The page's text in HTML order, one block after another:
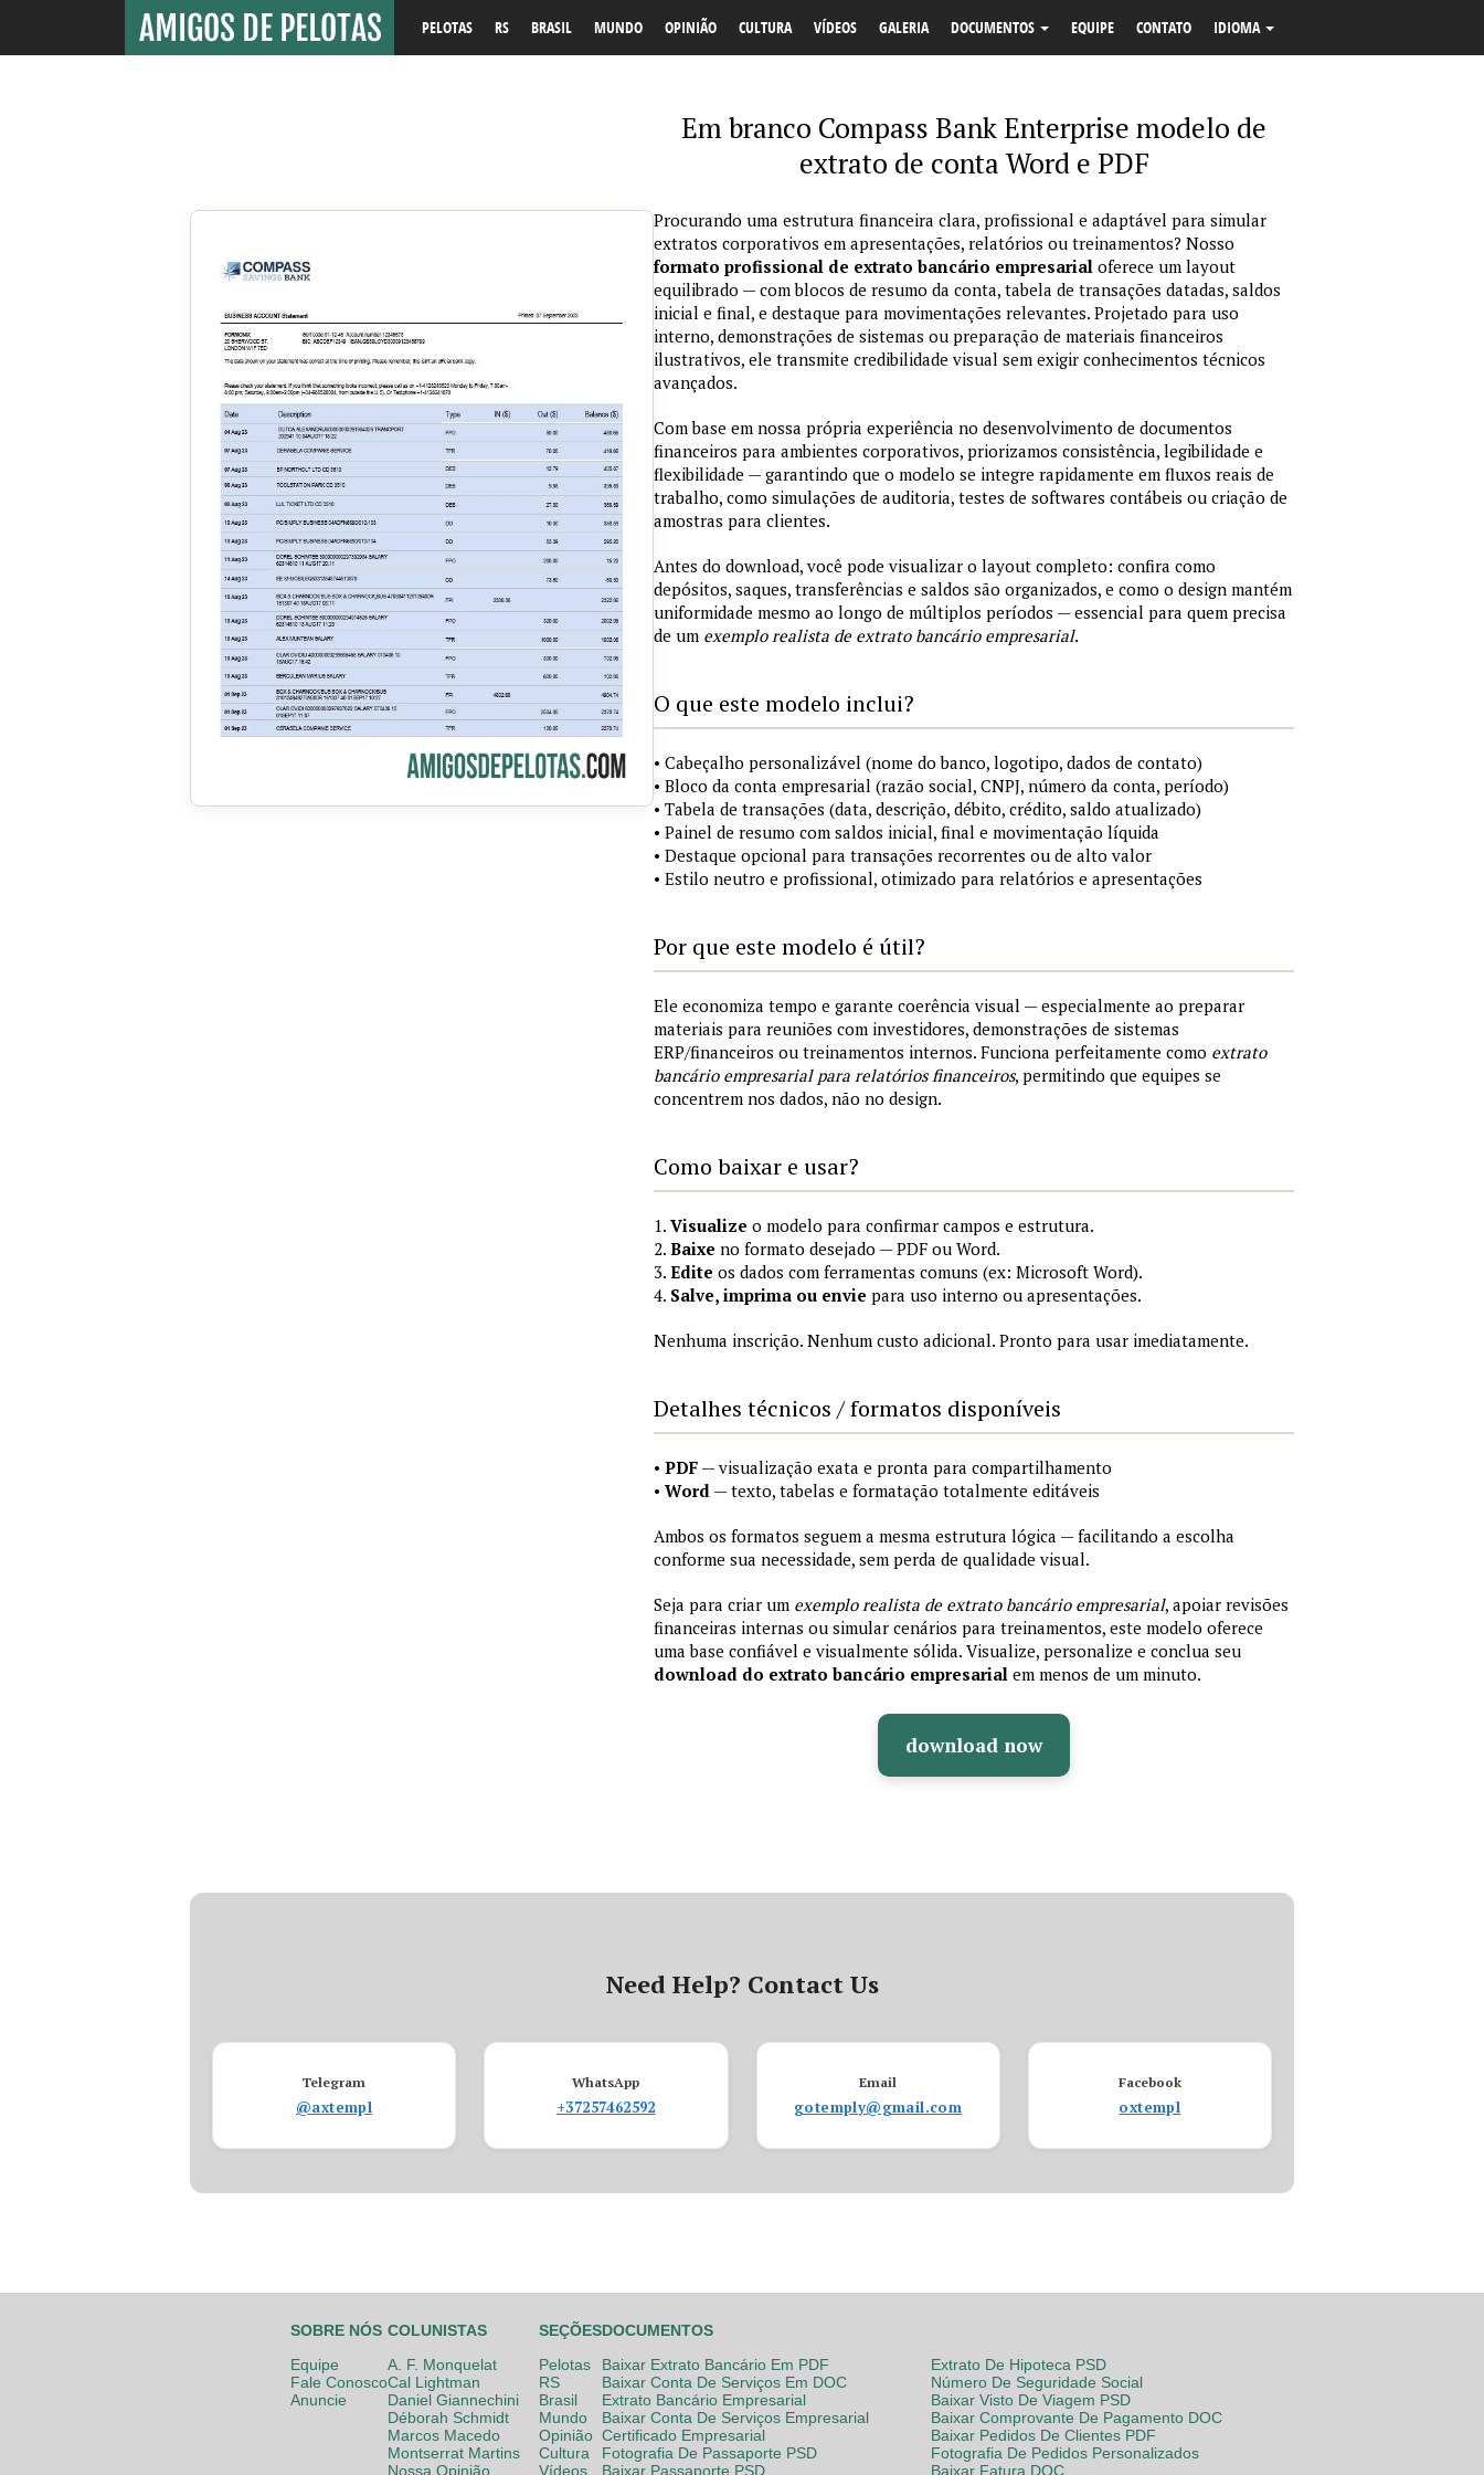
PELOTAS RS BRASIL MUNDO OPINIÃO CULTURA VÍDEOS GALERIA DOCUMENTOS EQUIPE CONTATO IDIOMA
Em branco Compass Bank Enterprise modelo de
extrato de conta Word e PDF
Procurando uma estrutura financeira clara, profissional e adaptável para simular
extratos corporativos em apresentações, relatórios ou treinamentos? Nosso
formato profissional de extrato bancário empresarial oferece um layout
equilibrado — com blocos de resumo da conta, tabela de transações datadas, saldos
inicial e final, e destaque para movimentações relevantes. Projetado para uso
interno, demonstrações de sistemas ou preparação de materiais financeiros
ilustrativos, ele transmite credibilidade visual sem exigir conhecimentos técnicos
avançados.
Com base em nossa própria experiência no desenvolvimento de documentos
financeiros para ambientes corporativos, priorizamos consistência, legibilidade e
flexibilidade — garantindo que o modelo se integre rapidamente em fluxos reais de
trabalho, como simulações de auditoria, testes de softwares contábeis ou criação de
amostras para clientes.
Antes do download, você pode visualizar o layout completo: confira como
depósitos, saques, transferências e saldos são organizados, e como o design mantém
uniformidade mesmo ao longo de múltiplos períodos — essencial para quem precisa
de um exemplo realista de extrato bancário empresarial.
O que este modelo inclui?
• Cabeçalho personalizável (nome do banco, logotipo, dados de contato)
• Bloco da conta empresarial (razão social, CNPJ, número da conta, período)
• Tabela de transações (data, descrição, débito, crédito, saldo atualizado)
• Painel de resumo com saldos inicial, final e movimentação líquida
• Destaque opcional para transações recorrentes ou de alto valor
• Estilo neutro e profissional, otimizado para relatórios e apresentações
Por que este modelo é útil?
Ele economiza tempo e garante coerência visual — especialmente ao preparar
materiais para reuniões com investidores, demonstrações de sistemas
ERP/financeiros ou treinamentos internos. Funciona perfeitamente como extrato
bancário empresarial para relatórios financeiros, permitindo que equipes se
concentrem nos dados, não no design.
Como baixar e usar?
1. Visualize o modelo para confirmar campos e estrutura.
2. Baixe no formato desejado — PDF ou Word.
3. Edite os dados com ferramentas comuns (ex: Microsoft Word).
4. Salve, imprima ou envie para uso interno ou apresentações.
Nenhuma inscrição. Nenhum custo adicional. Pronto para usar imediatamente.
Detalhes técnicos / formatos disponíveis
• PDF — visualização exata e pronta para compartilhamento
• Word — texto, tabelas e formatação totalmente editáveis
Ambos os formatos seguem a mesma estrutura lógica — facilitando a escolha
conforme sua necessidade, sem perda de qualidade visual.
Seja para criar um exemplo realista de extrato bancário empresarial, apoiar revisões
financeiras internas ou simular cenários para treinamentos, este modelo oferece
uma base confiável e visualmente sólida. Visualize, personalize e conclua seu
download do extrato bancário empresarial em menos de um minuto.
download now
Need Help? Contact Us
Telegram
@axtempl
WhatsApp
+37257462592
Email
gotemply@gmail.com
Facebook
oxtempl
SOBRE NÓS
Equipe
Fale Conosco
Anuncie
COLUNISTAS
A. F. Monquelat
Cal Lightman
Daniel Giannechini
Déborah Schmidt
Marcos Macedo
Montserrat Martins
Nossa Opinião
SEÇÕES
Pelotas
RS
Brasil
Mundo
Opinião
Cultura
Vídeos
DOCUMENTOS
Baixar Extrato Bancário Em PDF
Baixar Conta De Serviços Em DOC
Extrato Bancário Empresarial
Baixar Conta De Serviços Empresarial
Certificado Empresarial
Fotografia De Passaporte PSD
Baixar Passaporte PSD
Extrato De Hipoteca PSD
Número De Seguridade Social
Baixar Visto De Viagem PSD
Baixar Comprovante De Pagamento DOC
Baixar Pedidos De Clientes PDF
Fotografia De Pedidos Personalizados
Baixar Fatura DOC